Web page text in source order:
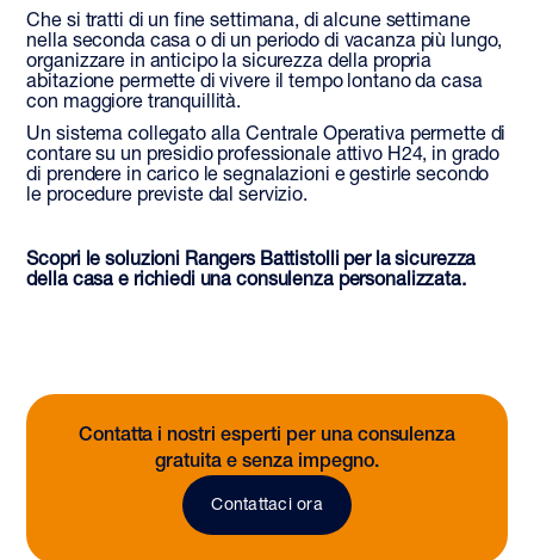
Che si tratti di un fine settimana, di alcune settimane
nella seconda casa o di un periodo di vacanza più lungo,
organizzare in anticipo la sicurezza della propria
abitazione permette di vivere il tempo lontano da casa
con maggiore tranquillità.
Un sistema collegato alla Centrale Operativa permette di
contare su un presidio professionale attivo H24, in grado
di prendere in carico le segnalazioni e gestirle secondo
le procedure previste dal servizio.
Scopri le soluzioni Rangers Battistolli per la sicurezza
della casa e richiedi una consulenza personalizzata.
Contatta i nostri esperti per una consulenza
gratuita e senza impegno.
Contattaci ora